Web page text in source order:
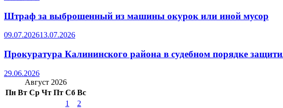
Штраф за выброшенный из машины окурок или иной мусор
09.07.202613.07.2026
Прокуратура Калининского района в судебном порядке
29.06.2026
Август 2026
Пн Вт Ср Чт Пт Сб Вс
1
2